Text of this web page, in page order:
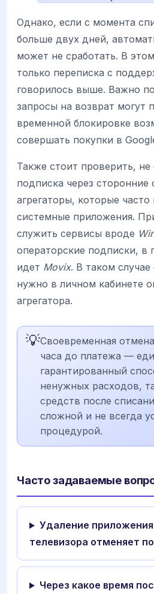
Однако, если с момента
больше двух дней,
может не сработать. В
только переписка с
говорилось выше. Важно
запросы на возврат могут
временной блокировке
совершать покупки в
Также стоит проверить,
подписка через сторонние
агрегаторы, которые
системные приложения.
служить сервисы вроде
операторские подписки, в
идет Movix. В таком случае
нужно в личном кабинете
агрегатора.
💡Своевременная
часа до платежа —
гарантированный
ненужных расходов,
средств после
сложной и не всегда
процедурой.
Часто задаваемые
Удаление приложения
телевизора отменяет
Через какое время